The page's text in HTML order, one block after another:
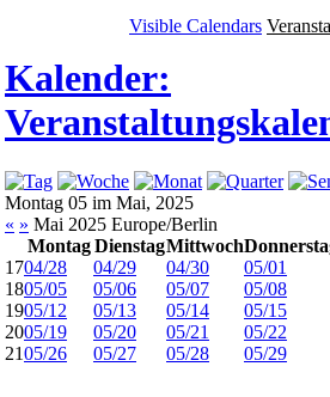
Visible Calendars
Kalender:
Montag 05 im Mai, 2025
« » Mai 2025 Europe/Berlin
Montag DienstagMittwoch
1704/28 04/29 04/30
05/01
1805/05 05/06 05/07
05/08
1905/12 05/13 05/14
05/15
2005/19 05/20 05/21
05/22
2105/26 05/27 05/28 05/29